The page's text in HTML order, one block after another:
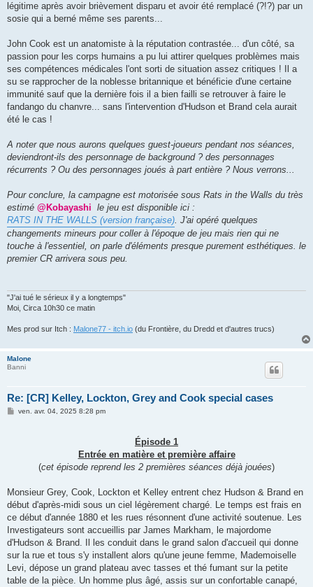
légitime après avoir brièvement disparu et avoir été remplacé (?!?) par un
sosie qui a berné même ses parents...
John Cook est un anatomiste à la réputation contrastée... d'un côté, sa
passion pour les corps humains a pu lui attirer quelques problèmes mais
ses compétences médicales l'ont sorti de situation assez critiques ! Il a
su se rapprocher de la noblesse britannique et bénéficie d'une certaine
immunité sauf que la dernière fois il a bien failli se retrouver à faire le
fandango du chanvre... sans l'intervention d'Hudson et Brand cela aurait
été le cas !
A noter que nous aurons quelques guest-joueurs pendant nos séances,
deviendront-ils des personnage de background ? des personnages
récurrents ? Ou des personnages joués à part entière ? Nous verrons...
Pour conclure, la campagne est motorisée sous Rats in the Walls du très
estimé @Kobayashi le jeu est disponible ici :
RATS IN THE WALLS (version française). J'ai opéré quelques
changements mineurs pour coller à l'époque de jeu mais rien qui ne
touche à l'essentiel, on parle d'éléments presque purement esthétiques. le
premier CR arrivera sous peu.
"J'ai tué le sérieux il y a longtemps"
Moi, Circa 10h30 ce matin
Mes prod sur Itch : Malone77 - itch.io (du Frontière, du Dredd et d'autres trucs)
Malone
Banni
Re: [CR] Kelley, Lockton, Grey and Cook special cases
Mven. avr. 04, 2025 8:28 pm
Épisode 1
Entrée en matière et première affaire
(cet épisode reprend les 2 premières séances déjà jouées)
Monsieur Grey, Cook, Lockton et Kelley entrent chez Hudson & Brand en
début d'après-midi sous un ciel légèrement chargé. Le temps est frais en
ce début d'année 1880 et les rues résonnent d'une activité soutenue. Les
Investigateurs sont accueillis par James Markham, le majordome
d'Hudson & Brand. Il les conduit dans le grand salon d'accueil qui donne
sur la rue et tous s'y installent alors qu'une jeune femme, Mademoiselle
Levi, dépose un grand plateau avec tasses et thé fumant sur la petite
table de la pièce. Un homme plus âgé, assis sur un confortable canapé,